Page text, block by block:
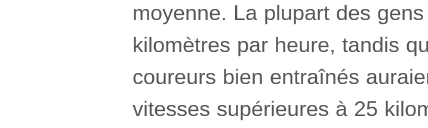
moyenne. La plupart des
kilomètres par heure, tandis
coureurs bien entraînés
vitesses supérieures à 25